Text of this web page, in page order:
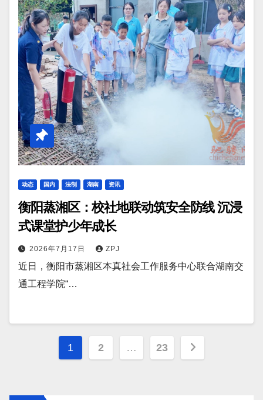
动态 国内 法制 湖南 资讯
衡阳蒸湘区：校社地联动筑安全防线 沉浸
式课堂护少年成长
2026年7月17日 ZPJ
近日，衡阳市蒸湘区本真社会工作服务中心联合湖南交
通工程学院“…
文
1 2 … 23